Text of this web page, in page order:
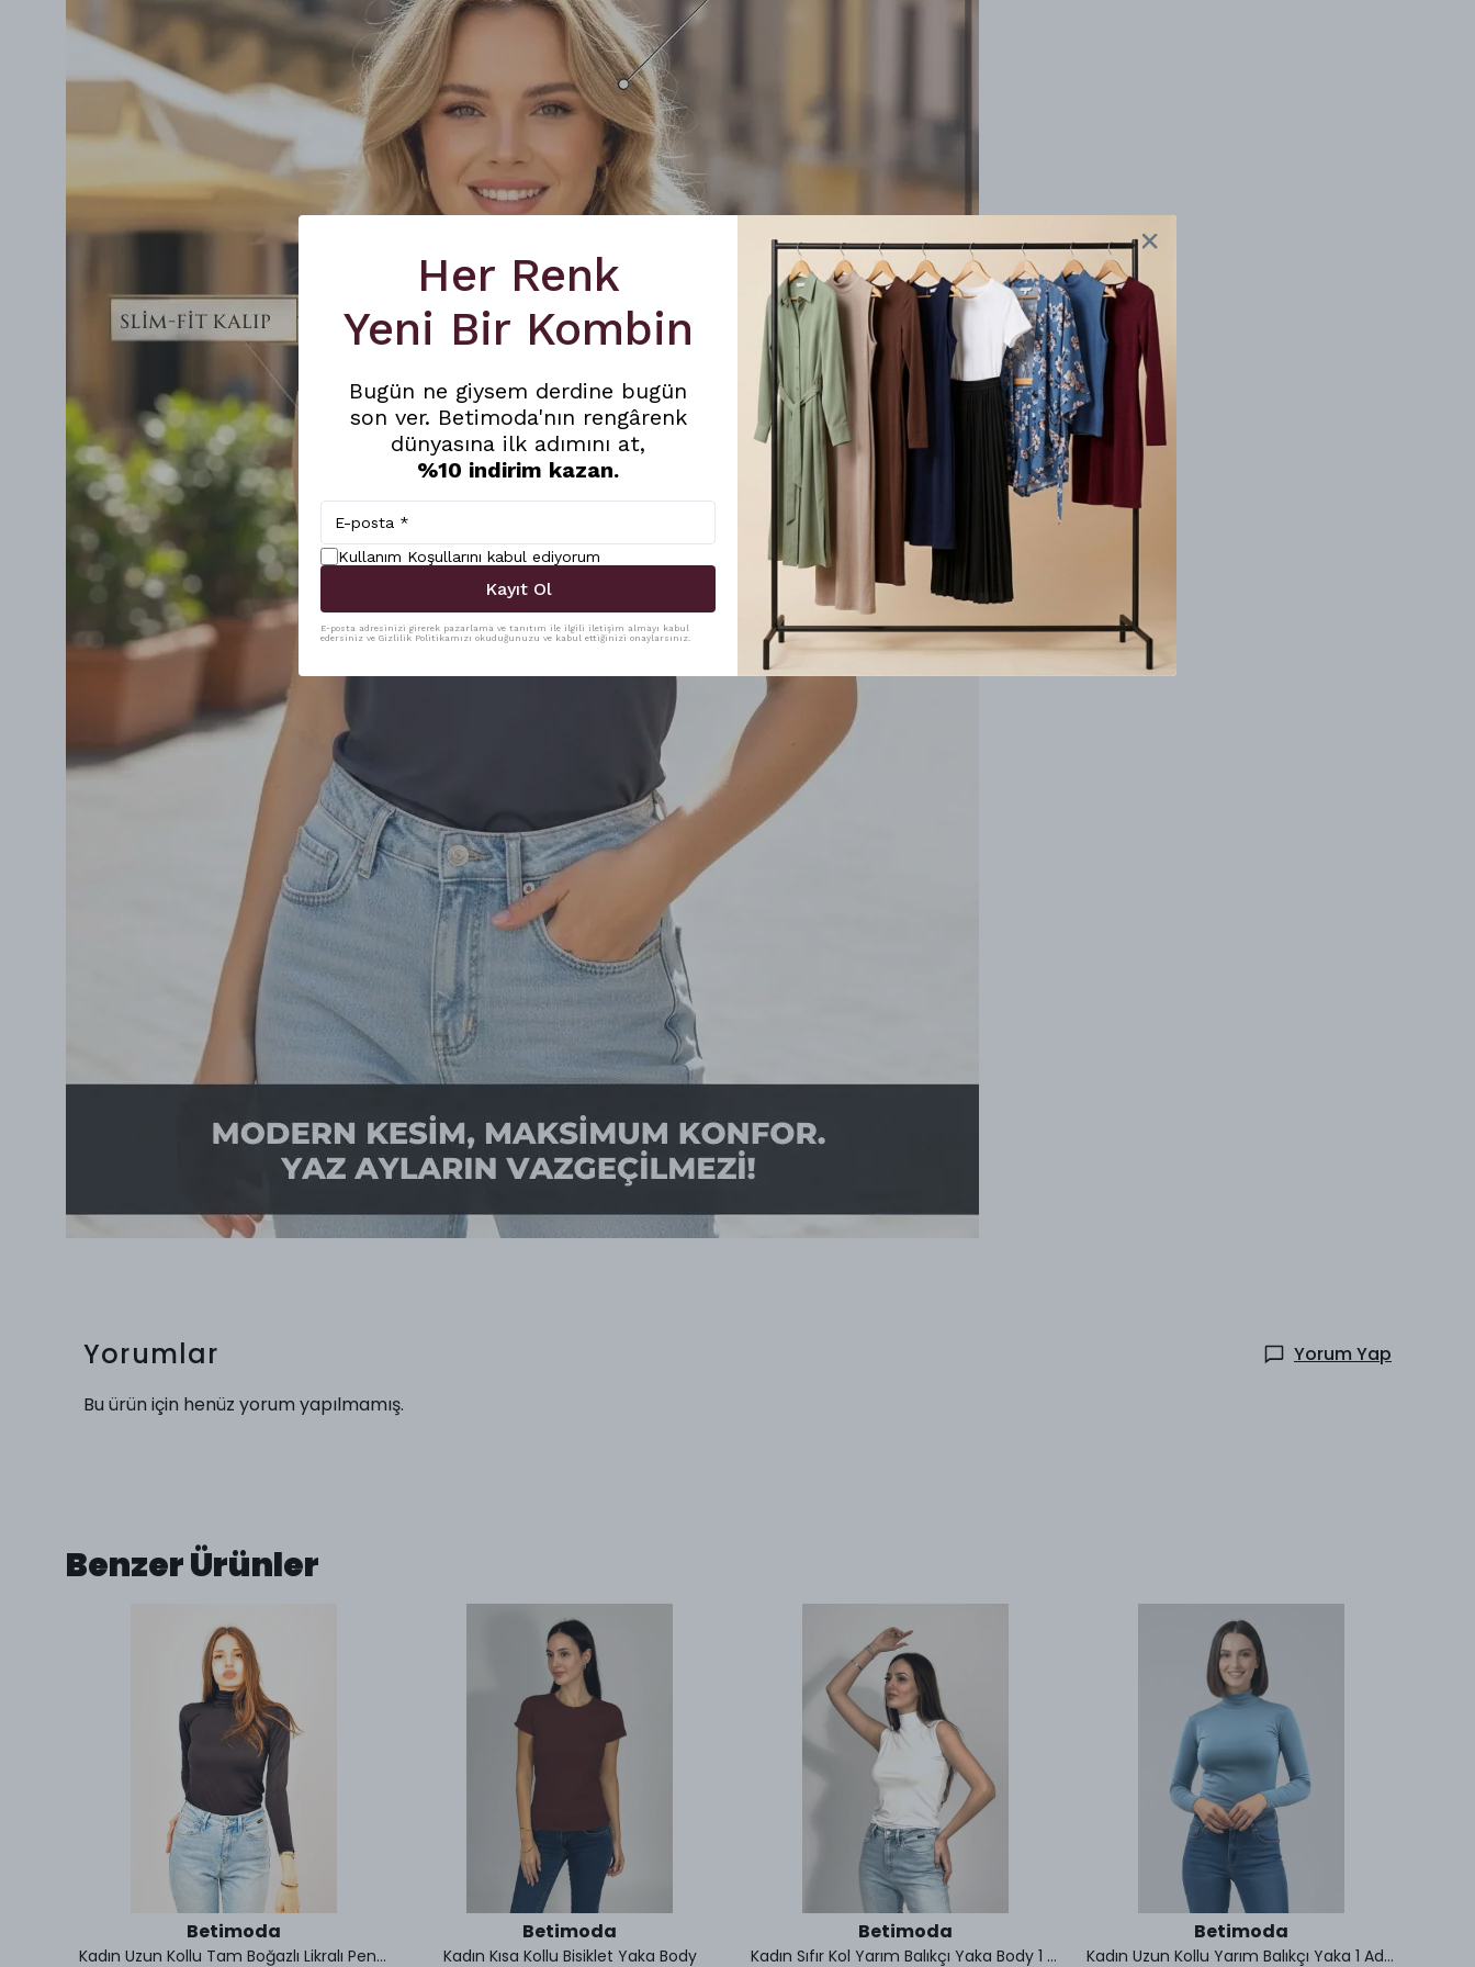
Yorumlar
Yorum Yap
Bu ürün için henüz yorum yapılmamış.
Benzer Ürünler
Betimoda
Kadın Uzun Kollu Tam Boğazlı Likralı Penye Badi
Betimoda
Kadın Kısa Kollu Bisiklet Yaka Body
Betimoda
Kadın Sıfır Kol Yarım Balıkçı Yaka Body 1 Adet
Betimoda
Kadın Uzun Kollu Yarım Balıkçı Yaka 1 Adet
Her Renk
Yeni Bir Kombin
Bugün ne giysem derdine bugün
son ver. Betimoda'nın rengârenk
dünyasına ilk adımını at,
%10 indirim kazan.
Kullanım Koşullarını kabul ediyorum
Kayıt Ol
E-posta adresinizi girerek pazarlama ve tanıtım ile ilgili iletişim almayı kabul
edersiniz ve Gizlilik Politikamızı okuduğunuzu ve kabul ettiğinizi onaylarsınız.